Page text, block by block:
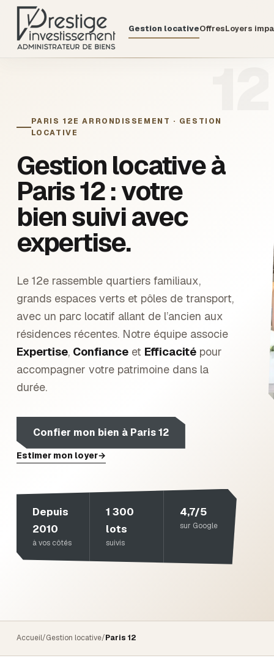
Gestion locativeOffresLoyers
PARIS 12E ARRONDISSEMENT · GESTION
LOCATIVE
Gestion locative à
Paris 12: votre
bien suivi avec
expertise.
Le 12e rassemble quartiers familiaux,
grands espaces verts et pôles de transport,
avec un parc locatif allant de l’ancien aux
résidences récentes.Notre équipe associe
Expertise, Confianceet Efficacitépour
accompagner votre patrimoine dans la
durée.
Confier mon bien à Paris 12
Estimer mon loyer→
Depuis
2010
à vos côtés
1 300
lots
suivis
4,7/5
sur Google
Accueil/Gestion locative/Paris 12